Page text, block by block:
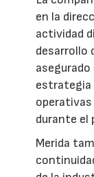
en la
actividad
desarrollo
estrategia
durante el
Merida